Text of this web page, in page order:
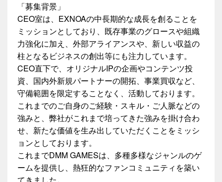
「募集背景」
CEO室は、EXNOAの中長期的な成長を創ることを
ミッションとしており、既存事業のグロースや組織
力強化に加え、外部アライアンスや、新しい収益の
柱となるビジネスの創出等にも注力しています。
CEO直下で、オリジナルIPの企画やコンテンツ投
資、国内外新規パートナーの開拓、事業買収など、
守備範囲を限定することなく、活動しております。
これまでのご自身のご経験・スキル・ご人脈などの
強みと、弊社がこれまで培ってきた強みを掛け合わ
せ、新たな価値を生み出していただくことをミッシ
ョンとしております。
これまでDMM GAMESは、多種多様なジャンルのゲ
ームを提供し、熱狂的なファンコミュニティを築い